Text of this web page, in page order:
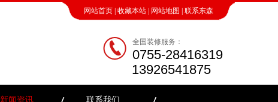
网站首页 收藏本站 网站地图 联系东森
全国装修服务：
0755-28416319
13926541875
新闻资讯 联系我们